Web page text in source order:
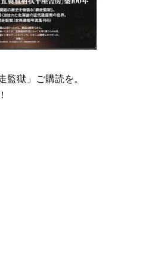
獄」ご購読を。